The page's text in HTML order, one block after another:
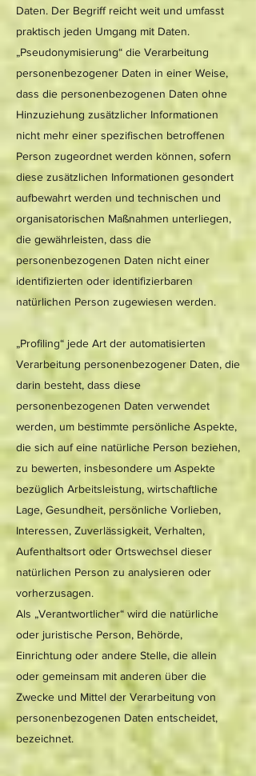
Daten. Der Begriff reicht weit und umfasst
praktisch jeden Umgang mit Daten.
„Pseudonymisierung“ die Verarbeitung
personenbezogener Daten in einer Weise,
dass die personenbezogenen Daten ohne
Hinzuziehung zusätzlicher Informationen
nicht mehr einer spezifischen betroffenen
Person zugeordnet werden können, sofern
diese zusätzlichen Informationen gesondert
aufbewahrt werden und technischen und
organisatorischen Maßnahmen unterliegen,
die gewährleisten, dass die
personenbezogenen Daten nicht einer
identifizierten oder identifizierbaren
natürlichen Person zugewiesen werden.
„Profiling“ jede Art der automatisierten
Verarbeitung personenbezogener Daten, die
darin besteht, dass diese
personenbezogenen Daten verwendet
werden, um bestimmte persönliche Aspekte,
die sich auf eine natürliche Person beziehen,
zu bewerten, insbesondere um Aspekte
bezüglich Arbeitsleistung, wirtschaftliche
Lage, Gesundheit, persönliche Vorlieben,
Interessen, Zuverlässigkeit, Verhalten,
Aufenthaltsort oder Ortswechsel dieser
natürlichen Person zu analysieren oder
vorherzusagen.
Als „Verantwortlicher“ wird die natürliche
oder juristische Person, Behörde,
Einrichtung oder andere Stelle, die allein
oder gemeinsam mit anderen über die
Zwecke und Mittel der Verarbeitung von
personenbezogenen Daten entscheidet,
bezeichnet.